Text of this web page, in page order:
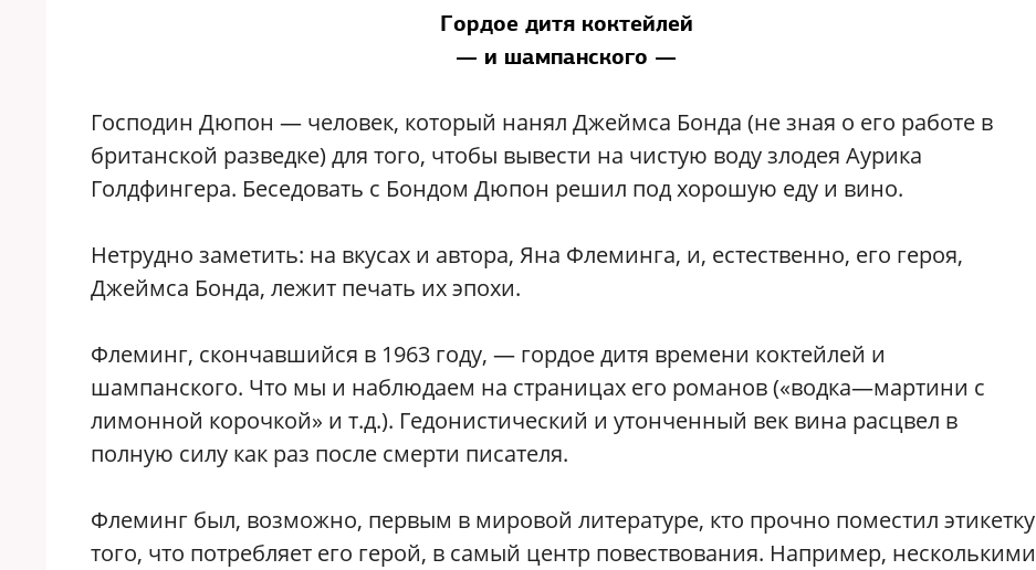
Гордое дитя коктейлей
— и шампанского —
Господин Дюпон — человек, который нанял Джеймса Бонда (не зная о его работе в
британской разведке) для того, чтобы вывести на чистую воду злодея Аурика
Голдфингера. Беседовать с Бондом Дюпон решил под хорошую еду и вино.
Нетрудно заметить: на вкусах и автора, Яна Флеминга, и, естественно, его героя,
Джеймса Бонда, лежит печать их эпохи.
Флеминг, скончавшийся в 1963 году, — гордое дитя времени коктейлей и
шампанского. Что мы и наблюдаем на страницах его романов («водка—мартини с
лимонной корочкой» и т.д.). Гедонистический и утонченный век вина расцвел в
полную силу как раз после смерти писателя.
Флеминг был, возможно, первым в мировой литературе, кто прочно поместил этикетку
того, что потребляет его герой, в самый центр повествования. Например, несколькими